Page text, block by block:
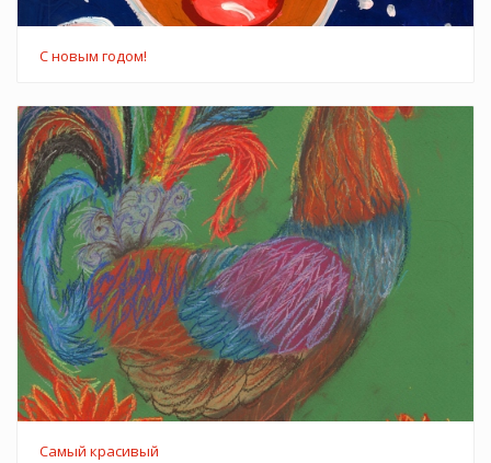
С новым годом!
Самый красивый